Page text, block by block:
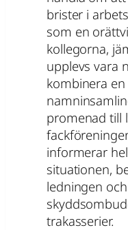
brister i
som en
kollegorna,
upplevs vara
kombinera
promenad till
informerar
situationen,
ledningen
trakasserier.